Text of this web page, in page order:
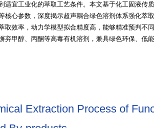
宜工业化的萃取工艺条件。本文基于化工固液传
心参数，深度揭示超声耦合绿色溶剂体系强化萃
效率，动力学模型拟合精度高，能够精准预判不
甲醇、丙酮等高毒有机溶剂，兼具绿色环保、低
Extraction Process of